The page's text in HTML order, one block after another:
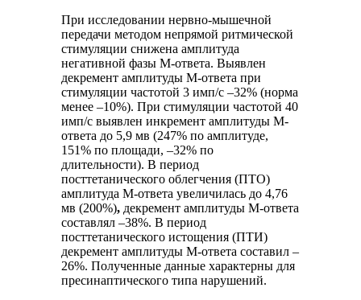
При исследовании нервно-мышечной
передачи методом непрямой ритмической
стимуляции снижена амплитуда
негативной фазы М-ответа. Выявлен
декремент амплитуды М-ответа при
стимуляции частотой 3 имп/с –32% (норма
менее –10%). При стимуляции частотой 40
имп/с выявлен инкремент амплитуды М-
ответа до 5,9 мв (247% по амплитуде,
151% по площади, –32% по
длительности). В период
посттетанического облегчения (ПТО)
амплитуда М-ответа увеличилась до 4,76
мв (200%), декремент амплитуды М-ответа
составлял –38%. В период
посттетанического истощения (ПТИ)
декремент амплитуды М-ответа составил –
26%. Полученные данные характерны для
пресинаптического типа нарушений.